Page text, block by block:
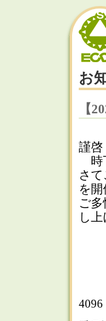
お
【
謹啓
時
さ
を
ご
し上
日
場
愛
4096